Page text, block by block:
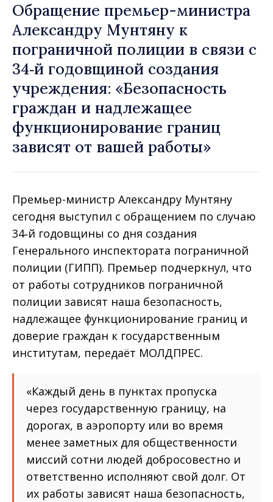
Обращение премьер-министра
Александру Мунтяну к
пограничной полиции в связи с
34‑й годовщиной создания
учреждения: «Безопасность
граждан и надлежащее
функционирование границ
зависят от вашей работы»
Премьер-министр Александру Мунтяну
сегодня выступил с обращением по случаю
34‑й годовщины со дня создания
Генерального инспектората пограничной
полиции (ГИПП). Премьер подчеркнул, что
от работы сотрудников пограничной
полиции зависят наша безопасность,
надлежащее функционирование границ и
доверие граждан к государственным
институтам, передаёт МОЛДПРЕС.
«Каждый день в пунктах пропуска
через государственную границу, на
дорогах, в аэропорту или во время
менее заметных для общественности
миссий сотни людей добросовестно и
ответственно исполняют свой долг. От
их работы зависят наша безопасность,